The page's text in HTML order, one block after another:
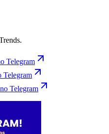
Telegram
Telegram
Telegram